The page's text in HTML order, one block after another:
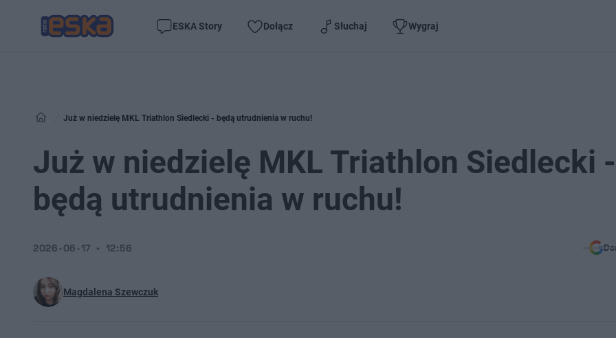
ESKA Story Dołącz Słuchaj Wygraj
Już w niedzielę MKL Triathlon Siedlecki - będą utrudnienia w ruchu!
Już w niedzielę MKL Triathlon Siedlecki -
będą utrudnienia w ruchu!
Magdalena Szewczuk
2026-06-17 12:56